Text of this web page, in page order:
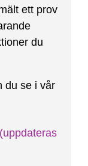
ett prov
du
du se i vår